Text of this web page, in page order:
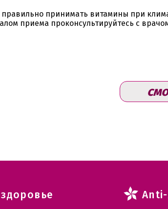
правильно принимать витамины при
приема проконсультируйтесь с